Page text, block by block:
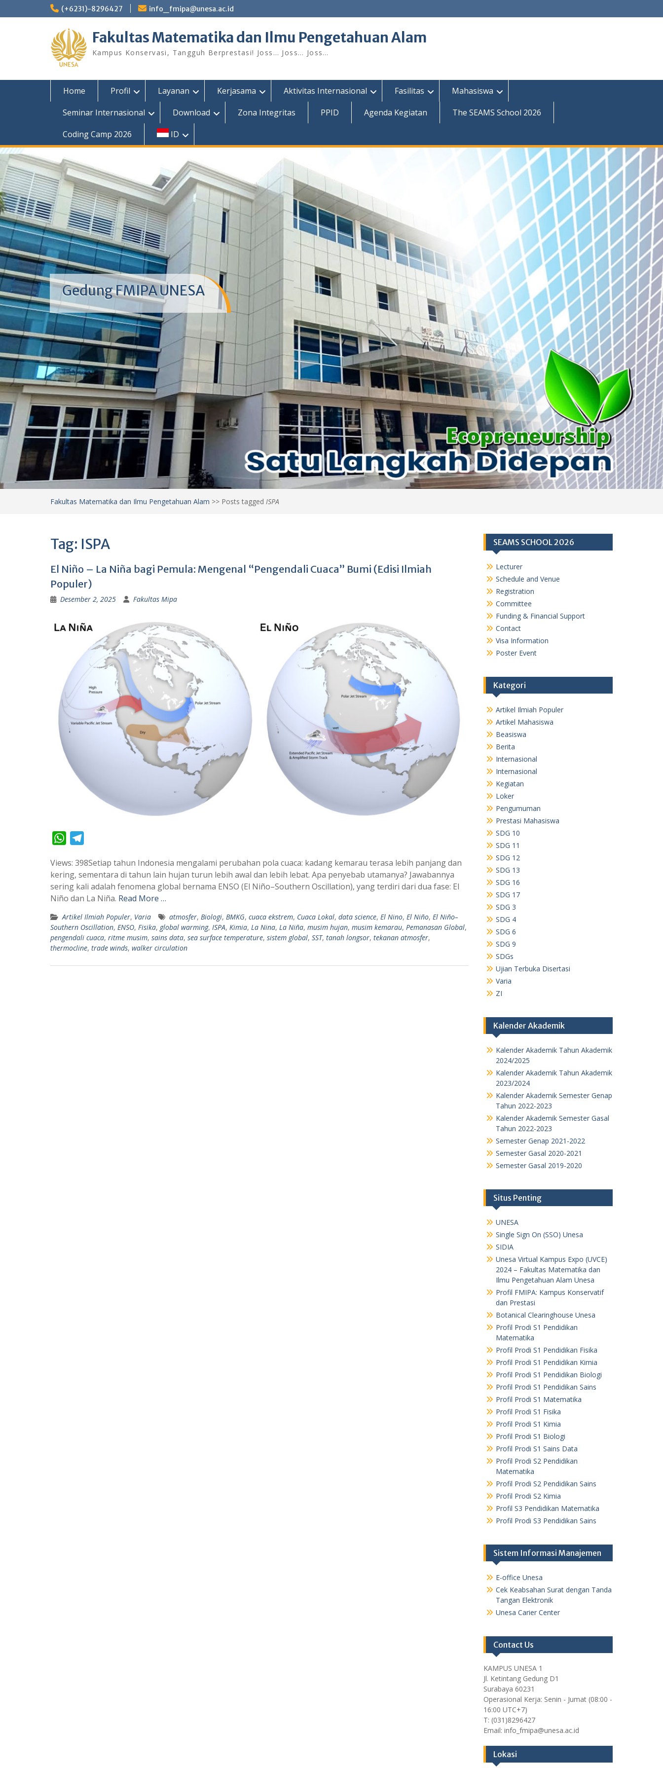
to
(+6231)-8296427 info_fmipa@unesa.ac.id
Fakultas Matematika dan Ilmu Pengetahuan Alam
Kampus Konservasi, Tangguh Berprestasi! Joss… Joss… Joss…
Home Profil Layanan Kerjasama Aktivitas Internasional Fasilitas
Mahasiswa
Seminar Internasional
Download Zona Integritas PPID Agenda Kegiatan
The SEAMS School 2026
Coding Camp 2026
ID
Gedung FMIPA UNESA
Fakultas Matematika dan Ilmu Pengetahuan Alam >> Posts tagged ISPA
Tag: ISPA
El Niño – La Niña bagi Pemula: Mengenal “Pengendali Cuaca” Bumi (Edisi Ilmiah
Populer)
Desember 2, 2025 Fakultas Mipa
W
a
t
s
p
p
l
e
g
a
m
Views: 398Setiap tahun Indonesia mengalami perubahan pola cuaca: kadang kemarau terasa lebih panjang dan
kering, sementara di tahun lain hujan turun lebih awal dan lebih lebat. Apa penyebab utamanya? Jawabannya
sering kali adalah fenomena global bernama ENSO (El Niño–Southern Oscillation), yang terdiri dari dua fase: El
Niño dan La Niña. Read More …
Artikel Ilmiah Populer, Varia atmosfer, Biologi, BMKG, cuaca ekstrem, Cuaca Lokal, data science, El Nino, El Niño, El Niño–
Southern Oscillation, ENSO, Fisika, global warming, ISPA, Kimia, La Nina, La Niña, musim hujan, musim kemarau, Pemanasan Global,
pengendali cuaca, ritme musim, sains data, sea surface temperature, sistem global, SST, tanah longsor, tekanan atmosfer,
thermocline, trade winds, walker circulation
SEAMS SCHOOL 2026
Lecturer
Schedule and Venue
Registration
Committee
Funding & Financial Support
Contact
Visa Information
Poster Event
Kategori
Artikel Ilmiah Populer
Artikel Mahasiswa
Beasiswa
Berita
Internasional
Internasional
Kegiatan
Loker
Pengumuman
Prestasi Mahasiswa
SDG 10
SDG 11
SDG 12
SDG 13
SDG 16
SDG 17
SDG 3
SDG 4
SDG 6
SDG 9
SDGs
Ujian Terbuka Disertasi
Varia
ZI
Kalender Akademik
Kalender Akademik Tahun Akademik
2024/2025
Kalender Akademik Tahun Akademik
2023/2024
Kalender Akademik Semester Genap
Tahun 2022-2023
Kalender Akademik Semester Gasal
Tahun 2022-2023
Semester Genap 2021-2022
Semester Gasal 2020-2021
Semester Gasal 2019-2020
Situs Penting
UNESA
Single Sign On (SSO) Unesa
SIDIA
Unesa Virtual Kampus Expo (UVCE)
2024 – Fakultas Matematika dan
Ilmu Pengetahuan Alam Unesa
Profil FMIPA: Kampus Konservatif
dan Prestasi
Botanical Clearinghouse Unesa
Profil Prodi S1 Pendidikan
Matematika
Profil Prodi S1 Pendidikan Fisika
Profil Prodi S1 Pendidikan Kimia
Profil Prodi S1 Pendidikan Biologi
Profil Prodi S1 Pendidikan Sains
Profil Prodi S1 Matematika
Profil Prodi S1 Fisika
Profil Prodi S1 Kimia
Profil Prodi S1 Biologi
Profil Prodi S1 Sains Data
Profil Prodi S2 Pendidikan
Matematika
Profil Prodi S2 Pendidikan Sains
Profil Prodi S2 Kimia
Profil S3 Pendidikan Matematika
Profil Prodi S3 Pendidikan Sains
Sistem Informasi Manajemen
E-office Unesa
Cek Keabsahan Surat dengan Tanda
Tangan Elektronik
Unesa Carier Center
Contact Us
KAMPUS UNESA 1
Jl. Ketintang Gedung D1
Surabaya 60231
Operasional Kerja: Senin - Jumat (08:00 -
16:00 UTC+7)
T: (031)8296427
Email: info_fmipa@unesa.ac.id
Lokasi